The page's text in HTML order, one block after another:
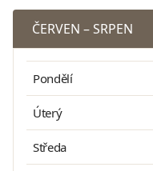
ČERVEN – SRPEN
Pondělí
Úterý
Středa